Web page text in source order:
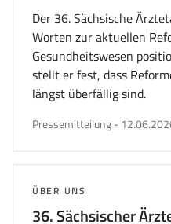
Der 36. Sächsische
Worten zur aktuellen
Gesundheitswesen
stellt er fest, dass
längst überfällig sind.
Pressemitteilung-
36. Sächsischer
THEMA:
ÜBER UNS